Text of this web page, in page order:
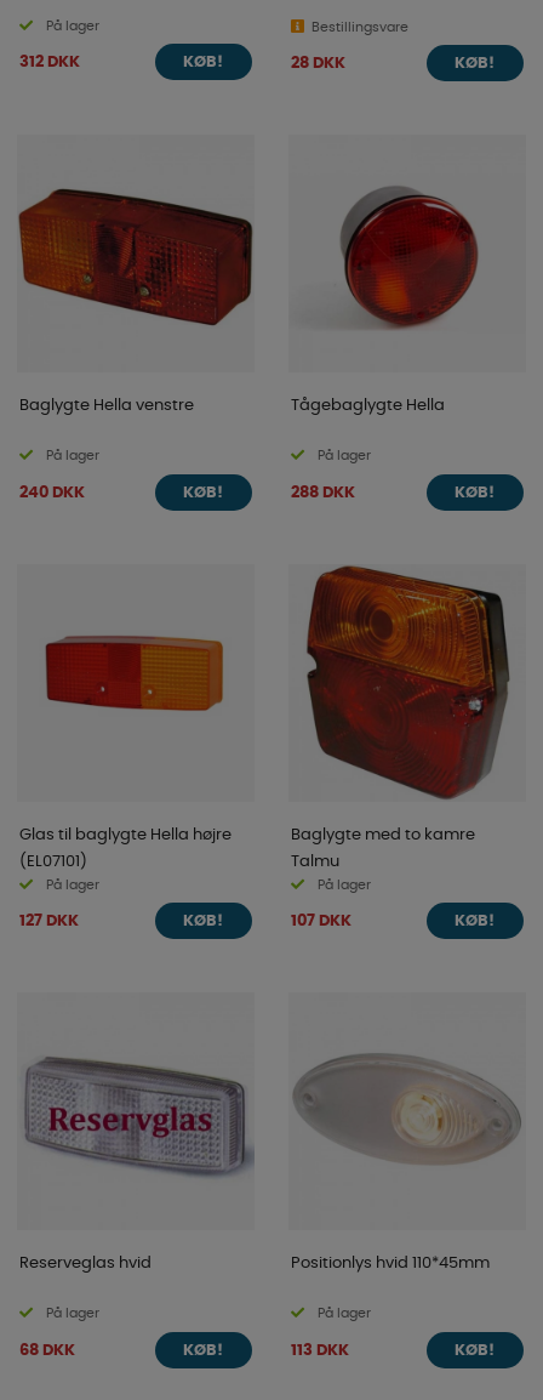
På lager
312 DKK KØB!
Bestillingsvare
28 DKK KØB!
Baglygte Hella venstre
På lager
240 DKK KØB!
Tågebaglygte Hella
På lager
288 DKK KØB!
Glas til baglygte Hella højre
(EL07101)
På lager
127 DKK KØB!
Baglygte med to kamre
Talmu
På lager
107 DKK KØB!
Reserveglas hvid
På lager
68 DKK KØB!
Positionlys hvid 110*45mm
På lager
113 DKK KØB!